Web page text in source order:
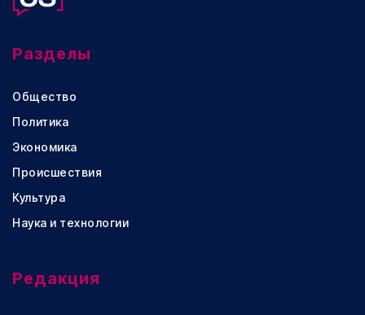
Разделы
Общество
Политика
Экономика
Происшествия
Культура
Наука и технологии
Редакция